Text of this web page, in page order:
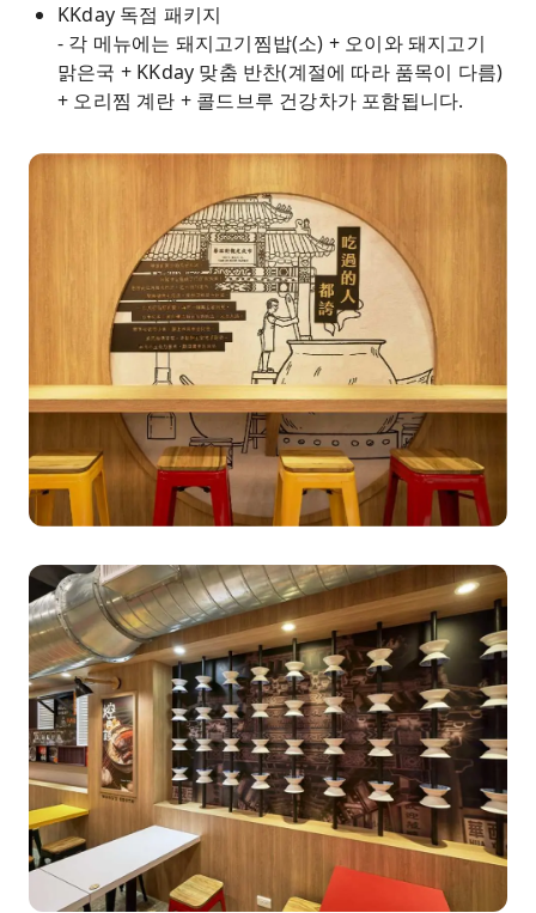
KKday 독점 패키지
- 각 메뉴에는 돼지고기찜밥(소) + 오이와 돼지고기
맑은국 + KKday 맞춤 반찬(계절에 따라 품목이 다름)
+ 오리찜 계란 + 콜드브루 건강차가 포함됩니다.